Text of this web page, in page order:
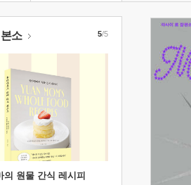
소
의 원물 간식 레시피
5/5